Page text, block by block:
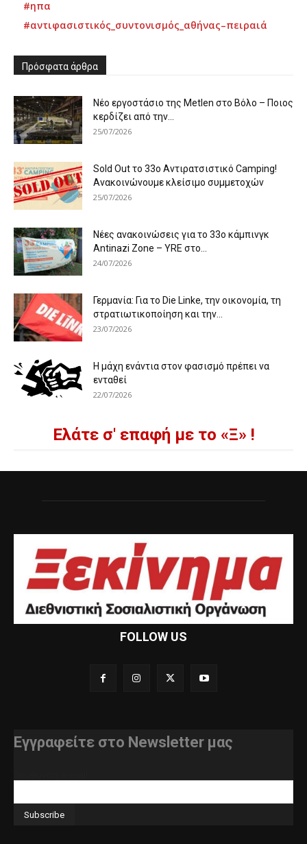
#ηπα
#αντιφασιστικός_συντονισμός_αθήνας–πειραιά
Πρόσφατα άρθρα
Νέο εργοστάσιο της Metlen στο Βόλο – Ποιος
κερδίζει από την...
25/07/2026
Sold Out το 33ο Αντιρατσιστικό Camping!
Ανακοινώνουμε κλείσιμο συμμετοχών
25/07/2026
Νέες ανακοινώσεις για το 33ο κάμπινγκ
Antinazi Zone – YRE στο...
24/07/2026
Γερμανία: Για το Die Linke, την οικονομία, τη
στρατιωτικοποίηση και την...
23/07/2026
Η μάχη ενάντια στον φασισμό πρέπει να
ενταθεί
22/07/2026
Ελάτε σ' επαφή με το «Ξ» !
FOLLOW US
Εγγραφείτε στο Newsletter μας